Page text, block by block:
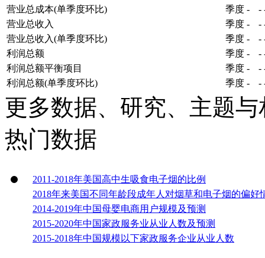
营业总成本(单季度环比)
季度 - -
营业总收入
季度 - -
营业总收入(单季度环比)
季度 - -
利润总额
季度 - -
利润总额平衡项目
季度 - -
利润总额(单季度环比)
季度 - -
更多数据、研究、主题
热门数据
2011-2018年美国高中生吸食电子烟的比例
2018年来美国不同年龄段成年人对烟草和电子烟的偏好
2014-2019年中国母婴电商用户规模及预测
2015-2020年中国家政服务业从业人数及预测
2015-2018年中国规模以下家政服务企业从业人数